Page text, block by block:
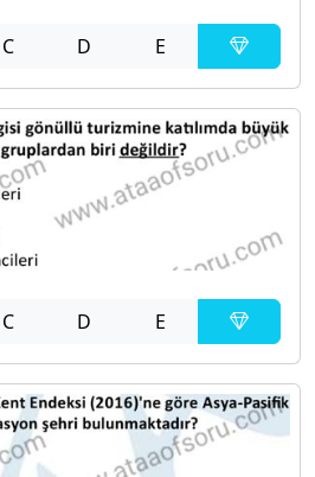
C D E
C D E